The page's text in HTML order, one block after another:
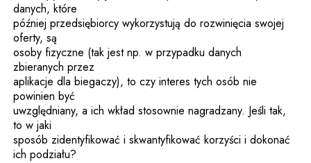
danych, które
później przedsiębiorcy wykorzystują do rozwinięcia swojej
oferty, są
osoby fizyczne (tak jest np. w przypadku danych
zbieranych przez
aplikacje dla biegaczy), to czy interes tych osób nie
powinien być
uwzględniany, a ich wkład stosownie nagradzany. Jeśli tak,
to w jaki
sposób zidentyfikować i skwantyfikować korzyści i dokonać
ich podziału?